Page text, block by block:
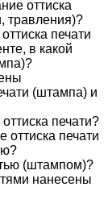
оттиска
травления)?
печати
в какой
(штампа) и
печати?
оттиска печати
(штампом)?
нанесены